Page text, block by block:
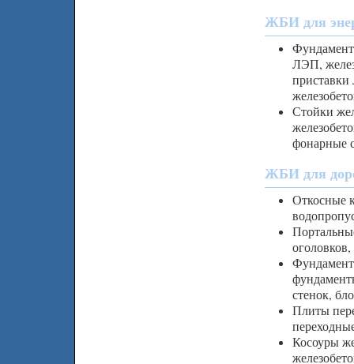
ЖБИ для
ЛЭП,
Стойки
фонарные
ЖБИ для
Откосные
стенок,
Плиты
Косоуры